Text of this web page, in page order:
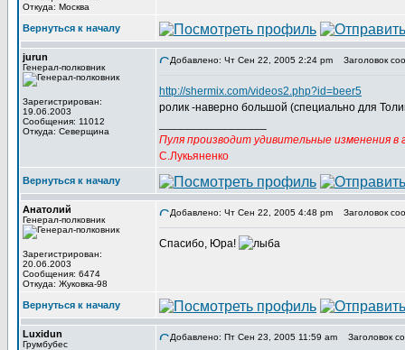
Откуда: Москва
Вернуться к началу
jurun
Генерал-полковник
Зарегистрирован:
19.06.2003
Сообщения: 11012
Откуда: Северщина
Добавлено: Чт Сен 22, 2005 2:24 pm Заголовок
http://shermix.com/videos2.php?id=beer5
ролик -наверно большой (специально для
Пуля производит удивительные изменения в
С.Лукьяненко
Вернуться к началу
Анатолий
Генерал-полковник
Зарегистрирован:
20.06.2003
Сообщения: 6474
Откуда: Жуковка-98
Добавлено: Чт Сен 22, 2005 4:48 pm Заголовок
Спасибо, Юра!
Вернуться к началу
Luxidun
Грумбубес
Добавлено: Пт Сен 23, 2005 11:59 am Заголовок